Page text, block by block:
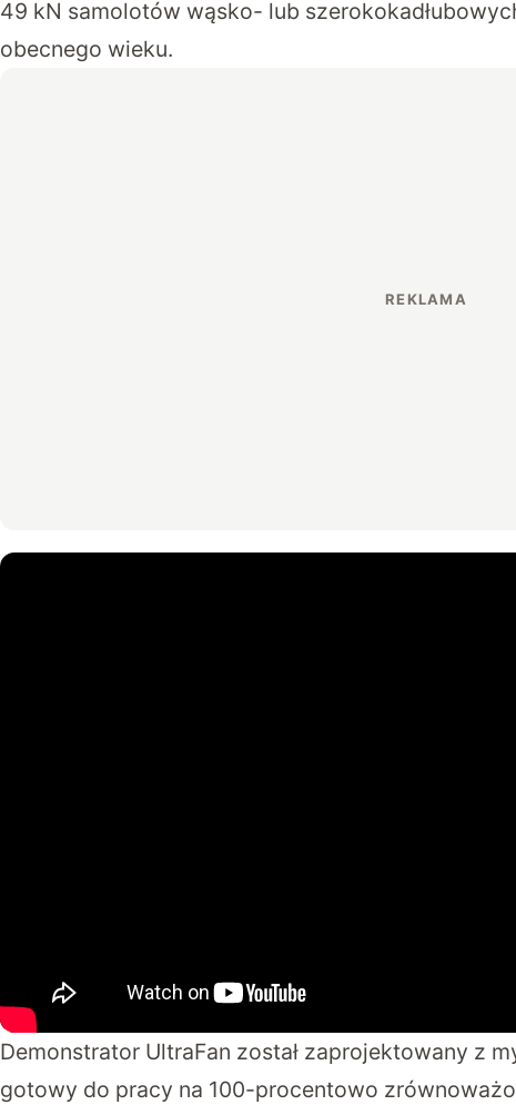
49 kN samolotów wąsko- lub
obecnego wieku.
Demonstrator UltraFan został zaprojektowany z
gotowy do pracy na 100-procentowo